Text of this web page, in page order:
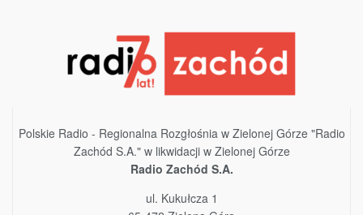
Polskie Radio - Regionalna Rozgłośnia w Zielonej Górze "Radio
Zachód S.A." w likwidacji w Zielonej Górze
Radio Zachód S.A.
ul. Kukułcza 1